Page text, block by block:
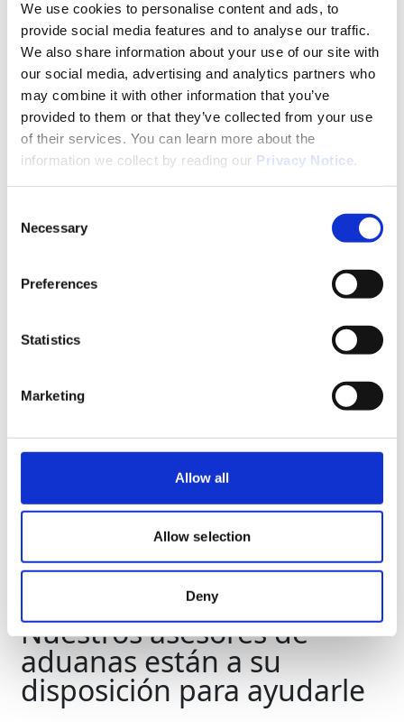
We use cookies to personalise content and ads, to
provide social media features and to analyse our traffic.
We also share information about your use of our site with
our social media, advertising and analytics partners who
may combine it with other information that you’ve
provided to them or that they’ve collected from your use
of their services. You can learn more about the
information we collect by reading our Privacy Notice.
Selection
Necessary
Preferences
Statistics
Marketing
Allow all
Allow selection
Deny
sanitario en Europa
Gracias a nuestro estatus de OEA, podemos servir
como punto de acceso para los clientes con sede
internacional a los mercados sanitarios europeos.
Países Bajos, Francia y Bélgica pueden actuar como
dicho punto de acceso, dependiendo de sus
necesidades.
Nuestros asesores de
aduanas están a su
disposición para ayudarle